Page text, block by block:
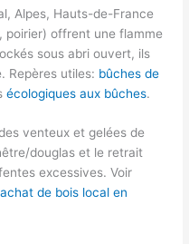
Alpes, Hauts-de-France
poirier) offrent une flamme
sous abri ouvert, ils
Repères utiles: bûches de
écologiques aux bûches.
venteux et gelées de
douglas et le retrait
excessives. Voir
achat de bois local en